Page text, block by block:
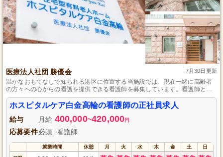
医療法人社団 勝優会 7月30日更新
温かなおもてなしで知られる港区に位置する当施設では、現在一緒に高齢者
の方々への心からの看護を提供できる看護師を募集しています。看護師とし
て、バイタルチェック、お薬の管理、ターミナルケアまで多岐にわたる業務
を通して、利用者さまの生活に寄り添ったサポートを行います。未経験者で
も、充実したサポート体制が整っているため安心してご応募ください。
ホスピタルケア白金高輪の看護師の正社員求人
給与 月給 400,000~420,000円
応募要件必須: 看護師
就業時間 休憩 月 火 水 木 金 土 日